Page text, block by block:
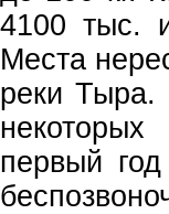
4100 тыс.
Места
реки Тыра.
первый